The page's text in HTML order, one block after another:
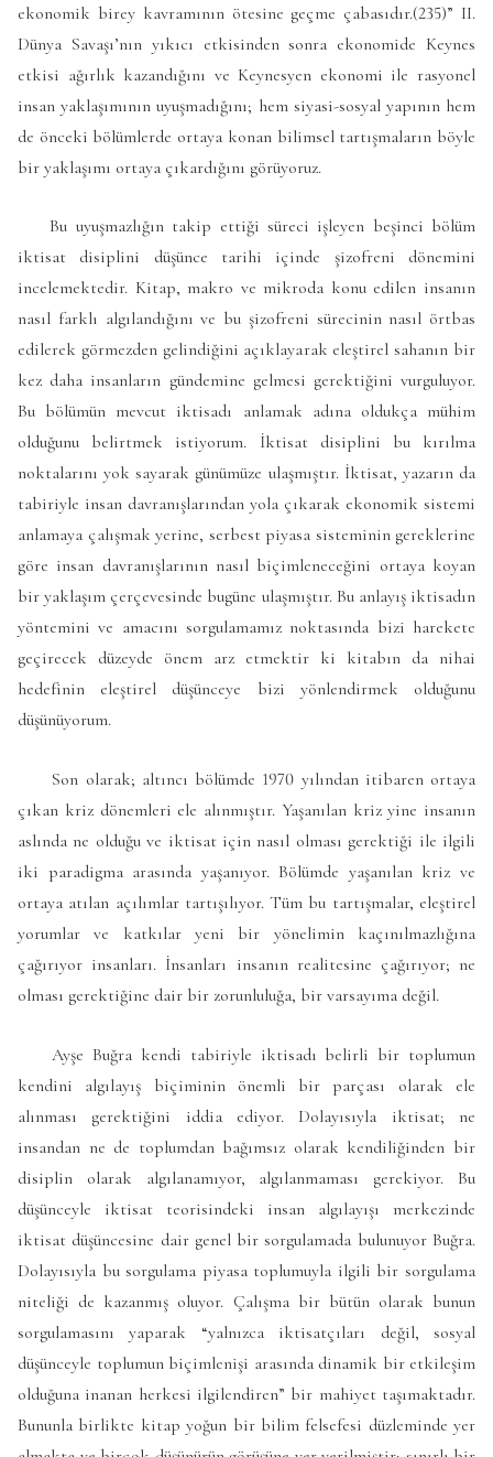
ekonomik birey kavramının ötesine geçme çabasıdır.(235)” II.
Dünya Savaşı’nın yıkıcı etkisinden sonra ekonomide Keynes
etkisi ağırlık kazandığını ve Keynesyen ekonomi ile rasyonel
insan yaklaşımının uyuşmadığını; hem siyasi-sosyal yapının hem
de önceki bölümlerde ortaya konan bilimsel tartışmaların böyle
bir yaklaşımı ortaya çıkardığını görüyoruz.
Bu uyuşmazlığın takip ettiği süreci işleyen beşinci bölüm
iktisat disiplini düşünce tarihi içinde şizofreni dönemini
incelemektedir. Kitap, makro ve mikroda konu edilen insanın
nasıl farklı algılandığını ve bu şizofreni sürecinin nasıl örtbas
edilerek görmezden gelindiğini açıklayarak eleştirel sahanın bir
kez daha insanların gündemine gelmesi gerektiğini vurguluyor.
Bu bölümün mevcut iktisadı anlamak adına oldukça mühim
olduğunu belirtmek istiyorum. İktisat disiplini bu kırılma
noktalarını yok sayarak günümüze ulaşmıştır. İktisat, yazarın da
tabiriyle insan davranışlarından yola çıkarak ekonomik sistemi
anlamaya çalışmak yerine, serbest piyasa sisteminin gereklerine
göre insan davranışlarının nasıl biçimleneceğini ortaya koyan
bir yaklaşım çerçevesinde bugüne ulaşmıştır. Bu anlayış iktisadın
yöntemini ve amacını sorgulamamız noktasında bizi harekete
geçirecek düzeyde önem arz etmektir ki kitabın da nihai
hedefinin eleştirel düşünceye bizi yönlendirmek olduğunu
düşünüyorum.
Son olarak; altıncı bölümde 1970 yılından itibaren ortaya
çıkan kriz dönemleri ele alınmıştır. Yaşanılan kriz yine insanın
aslında ne olduğu ve iktisat için nasıl olması gerektiği ile ilgili
iki paradigma arasında yaşanıyor. Bölümde yaşanılan kriz ve
ortaya atılan açılımlar tartışılıyor. Tüm bu tartışmalar, eleştirel
yorumlar ve katkılar yeni bir yönelimin kaçınılmazlığına
çağırıyor insanları. İnsanları insanın realitesine çağırıyor; ne
olması gerektiğine dair bir zorunluluğa, bir varsayıma değil.
Ayşe Buğra kendi tabiriyle iktisadı belirli bir toplumun
kendini algılayış biçiminin önemli bir parçası olarak ele
alınması gerektiğini iddia ediyor. Dolayısıyla iktisat; ne
insandan ne de toplumdan bağımsız olarak kendiliğinden bir
disiplin olarak algılanamıyor, algılanmaması gerekiyor. Bu
düşünceyle iktisat teorisindeki insan algılayışı merkezinde
iktisat düşüncesine dair genel bir sorgulamada bulunuyor Buğra.
Dolayısıyla bu sorgulama piyasa toplumuyla ilgili bir sorgulama
niteliği de kazanmış oluyor. Çalışma bir bütün olarak bunun
sorgulamasını yaparak “yalnızca iktisatçıları değil, sosyal
düşünceyle toplumun biçimlenişi arasında dinamik bir etkileşim
olduğuna inanan herkesi ilgilendiren” bir mahiyet taşımaktadır.
Bununla birlikte kitap yoğun bir bilim felsefesi düzleminde yer